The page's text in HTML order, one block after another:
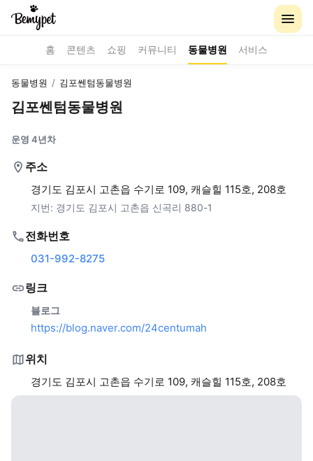
홈 콘텐츠 쇼핑 커뮤니티 동물병원 서비스
동물병원 / 김포쎈텀동물병원
김포쎈텀동물병원
운영 4년차
주소
경기도 김포시 고촌읍 수기로 109, 캐슬힐 115호, 208호
지번: 경기도 김포시 고촌읍 신곡리 880-1
전화번호
031-992-8275
링크
블로그
https://blog.naver.com/24centumah
위치
경기도 김포시 고촌읍 수기로 109, 캐슬힐 115호, 208호